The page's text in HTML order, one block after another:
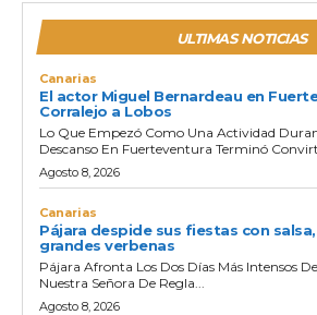
ULTIMAS NOTICIAS
Canarias
El actor Miguel Bernardeau en
Corralejo a Lobos
Lo Que Empezó Como Una Actividad
Descanso En Fuerteventura Terminó
Agosto 8, 2026
Canarias
Pájara despide sus fiestas con
grandes verbenas
Pájara Afronta Los Dos Días Más Intensos
Nuestra Señora De Regla...
Agosto 8, 2026